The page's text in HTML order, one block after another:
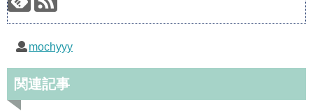
mochyyy
関連記事